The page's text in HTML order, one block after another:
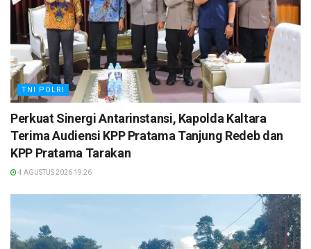
TNI POLRI
Perkuat Sinergi Antarinstansi, Kapolda Kaltara
Terima Audiensi KPP Pratama Tanjung Redeb dan
KPP Pratama Tarakan
4 AGUSTUS 2026 19:26